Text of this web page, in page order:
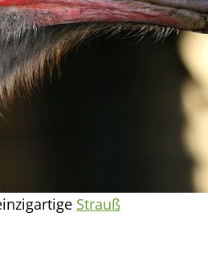
Strauß